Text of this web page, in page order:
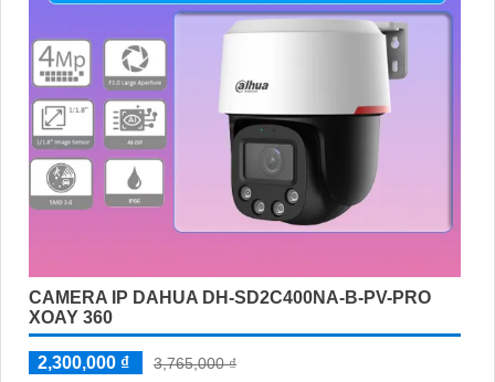
CAMERA IP DAHUA DH-SD2C400NA-B-PV-PRO
XOAY 360
2,300,000 ₫
3,765,000 ₫